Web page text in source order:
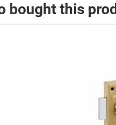
bought this